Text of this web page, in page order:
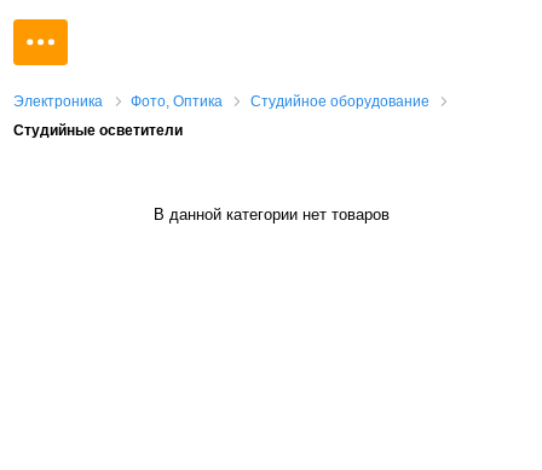
Продавец
Электроника Фото, Оптика
Студийное оборудование
Студийные осветители
В данной категории нет товаров